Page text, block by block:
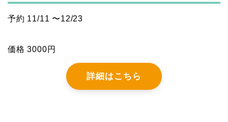
予約 11/11 〜12/23
価格 3000円
詳細はこちら